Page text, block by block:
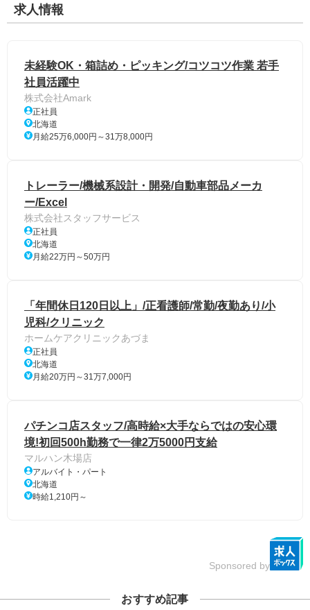
求人情報
未経験OK・箱詰め・ピッキング/コツコツ作業 若手
社員活躍中
株式会社Amark
正社員
北海道
月給25万6,000円～31万8,000円
トレーラー/機械系設計・開発/自動車部品メーカ
ー/Excel
株式会社スタッフサービス
正社員
北海道
月給22万円～50万円
「年間休日120日以上」/正看護師/常勤/夜勤あり/小
児科/クリニック
ホームケアクリニックあづま
正社員
北海道
月給20万円～31万7,000円
パチンコ店スタッフ/高時給×大手ならではの安心環
境!初回500h勤務で一律2万5000円支給
マルハン木場店
アルバイト・パート
北海道
時給1,210円～
Sponsored by
おすすめ記事